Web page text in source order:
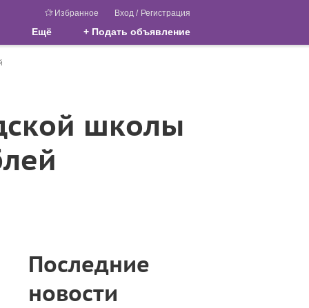
Избранное Вход / Регистрация
Ещё + Подать объявление
школы
Последние
новости